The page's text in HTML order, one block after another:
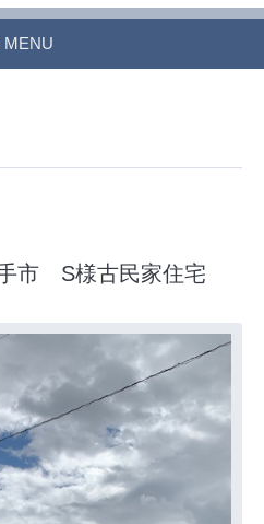
MENU
市 S様古民家住宅